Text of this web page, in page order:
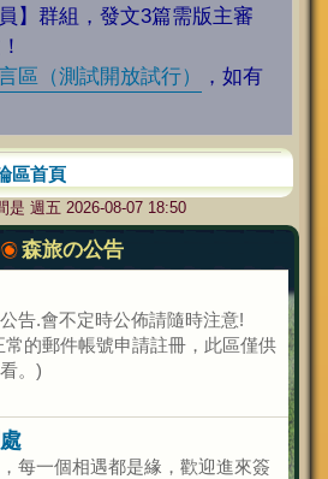
】群組，發文3篇需版主審
區（測試開放試行）
，如有
區首頁
是 週五 2026-08-07 18:50
森旅の公告
告.會不定時公佈請隨時注意!
常的郵件帳號申請註冊，此區僅供
。)
每一個相遇都是緣，歡迎進來簽